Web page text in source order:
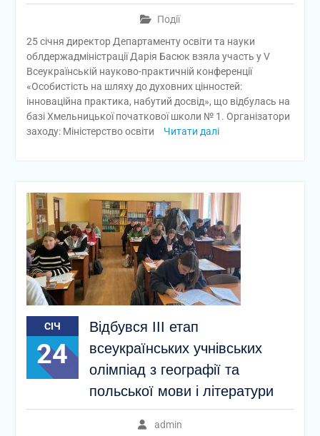
Події
25 січня директор Департаменту освіти та науки
облдержадміністрації Дарія Басюк взяла участь у V
Всеукраїнській науково-практичній конференції
«Особистість на шляху до духовних цінностей:
інноваційна практика, набутий досвід», що відбулась на
базі Хмельницької початкової школи № 1. Організатори
заходу: Міністерство освіти
Читати далі
СІЧ
24
Відбувся ІІІ етап
всеукраїнських учнівських
олімпіад з географії та
польської мови і літератури
admin